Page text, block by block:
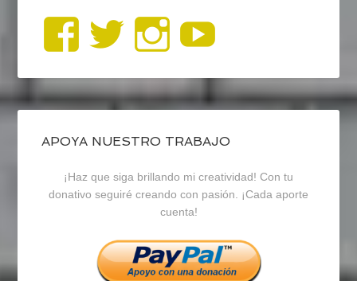
Ver
perfil
de
blogrecursosep
en
Facebook
Ver
perfil
de
recursosep
en
Twitter
Ver
perfil
de
recursosep
en
Instagram
APOYA NUESTRO TRABAJO
¡Haz que siga brillando mi creatividad! Con tu
donativo seguiré creando con pasión. ¡Cada aporte
cuenta!